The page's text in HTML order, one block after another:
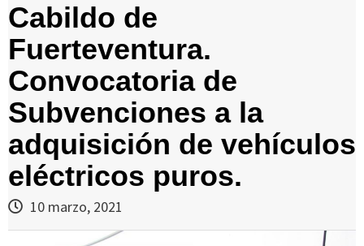
Cabildo de
Fuerteventura.
Convocatoria de
Subvenciones a la
adquisición de vehículos
eléctricos puros.
10 marzo, 2021